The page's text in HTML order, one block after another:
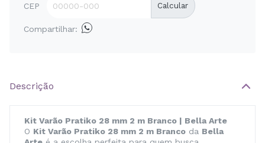
CEP Calcular
Compartilhar:
Descrição
Kit Varão Pratiko 28 mm 2 m Branco | Bella Arte
O Kit Varão Pratiko 28 mm 2 m Branco da Bella